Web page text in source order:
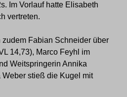
Im Vorlauf hatte Elisabeth
vertreten.
Fabian Schneider über
14,73), Marco Feyhl im
Weitspringerin Annika
Weber stieß die Kugel mit